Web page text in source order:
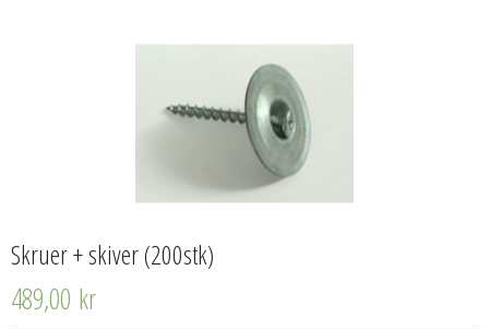
Skruer + skiver (200stk)
489,00 kr